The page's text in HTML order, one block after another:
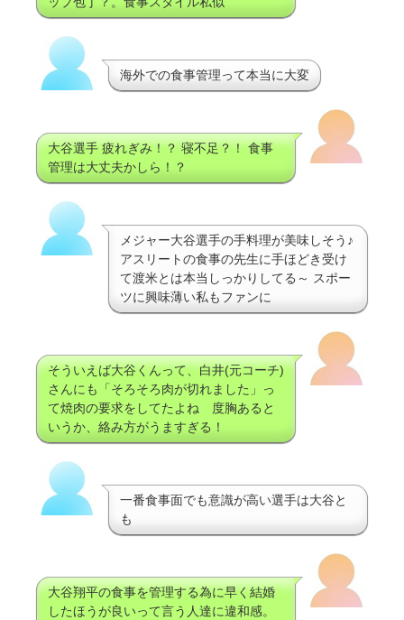
海外での食事管理って本当に大変
大谷選手 疲れぎみ！？ 寝不足？！ 食事
管理は大丈夫かしら！？
メジャー大谷選手の手料理が美味しそう♪
アスリートの食事の先生に手ほどき受け
て渡米とは本当しっかりしてる～ スポー
ツに興味薄い私もファンに
そういえば大谷くんって、白井(元コーチ)
さんにも「そろそろ肉が切れました」っ
て焼肉の要求をしてたよね 度胸あると
いうか、絡み方がうますぎる！
一番食事面でも意識が高い選手は大谷と
も
大谷翔平の食事を管理する為に早く結婚
したほうが良いって言う人達に違和感。